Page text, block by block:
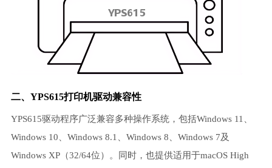
二、YPS615打印机驱动兼容性
YPS615驱动程序广泛兼容多种操作系统，包括Windows 11、
Windows 10、Windows 8.1、Windows 8、Windows 7及
Windows XP（32/64位）。同时，也提供适用于macOS High